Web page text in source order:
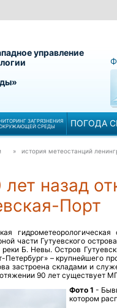
управление
ЗАГРЯЗНЕНИЯ
СРЕДЫ
ПОГОДА
» история метеостанций
лет назад
Порт
части Гутуевского
реки Б. Невы. Остров
Петербург» – крупнейшего
застроена складами и
90 лет существует
Фото 1 -
котором